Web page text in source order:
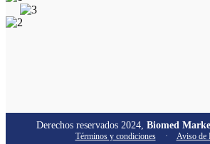
Derechos reservados 2024, Biomed
Términos y condiciones · Aviso de